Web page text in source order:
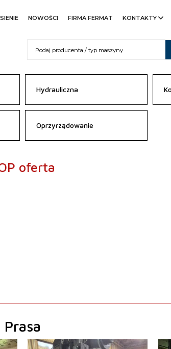
NOWOŚCI FIRMA FERMAT KONTAKTY
Hydrauliczna
Oprzyrządowanie
oferta
Prasa